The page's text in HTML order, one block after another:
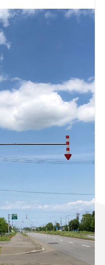
スズキ｜Suzuki
ター｜Mazda Roadster